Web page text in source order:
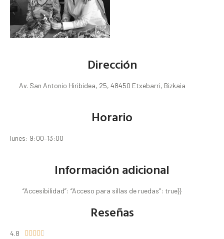
Dirección
Av. San Antonio Hiribidea, 25, 48450 Etxebarri, Bizkaia
Horario
lunes: 9:00–13:00
Información adicional
“Accesibilidad”: “Acceso para sillas de ruedas”: true}}
Reseñas
4.8     